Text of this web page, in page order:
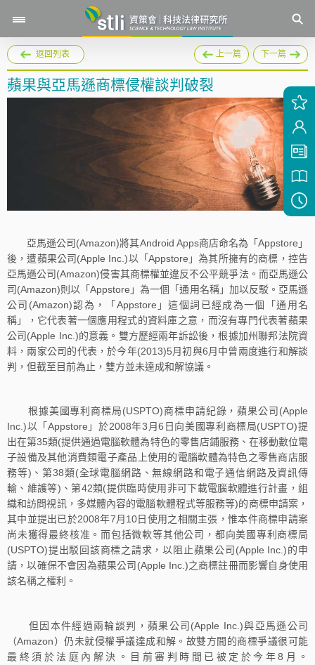
返回列表 上一篇 下一篇
蘋果與亞馬遜商標侵權談判破裂
亞馬遜公司(Amazon)將其Android Apps商店命名為「Appstore」
後，遭蘋果公司(Apple Inc.)以「Appstore」為其所擁有的商標，控告
亞馬遜公司(Amazon)侵害其商標權並違反不公平競爭法。而亞馬遜公
司(Amazon)則以「Appstore」為一個「通用名稱」加以反駁。亞馬遜
公司(Amazon)認為，「Appstore」這個詞已經成為一個「通用名
稱」，它代表著一個應用程式的資料庫之意，而沒有專門代表著蘋果
公司(Apple Inc.)的意義。雙方歷經兩年訴訟後，根據加州聯邦法院資
料，兩家公司的代表，於今年(2013)5月初與6月中曾兩度進行和解談
判，但截至目前為止，雙方並未達成和解協議。
根據美國專利商標局(USPTO)商標申請紀錄，蘋果公司(Apple
Inc.)以「Appstore」於2008年3月6日向美國專利商標局(USPTO)提
出在第35類(提供通過電腦軟體為特色的零售店鋪服務、在移動數位電
子設備及其他消費類電子產品上使用的電腦軟體為特色之零售商店服
務等)、第38類(全球電腦網路、無線網路和電子通信網路及資訊傳
輸、維護等)、第42類(提供臨時使用非可下載電腦軟體進行計畫，組
織和訪問視訊，多媒體內容的電腦軟體程式等服務等)的商標申請案，
其中並提出已於2008年7月10日使用之相關主張，惟本件商標申請案
尚未獲得最終核准。而包括微軟等其他公司，都向美國專利商標局
(USPTO)提出駁回該商標之請求，以阻止蘋果公司(Apple Inc.)的申
請，以確保不會因為蘋果公司(Apple Inc.)之商標註冊而影響自身使用
該名稱之權利。
但因本件經過兩輪談判，蘋果公司(Apple Inc.)與亞馬遜公司
（Amazon）仍未就侵權爭議達成和解。故雙方間的商標爭議很可能
最終須於法庭內解決。目前審判時間已被定於今年8月。